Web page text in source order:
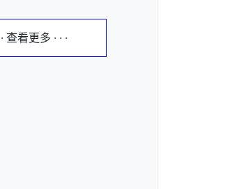
· 查看更多 · · ·